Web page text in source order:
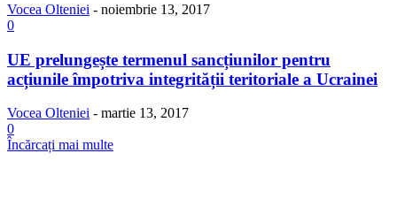
Vocea Olteniei - noiembrie 13, 2017
0
UE prelungește termenul sancțiunilor pentru
acțiunile împotriva integrității teritoriale a Ucrainei
Vocea Olteniei - martie 13, 2017
0
Încărcați mai multe